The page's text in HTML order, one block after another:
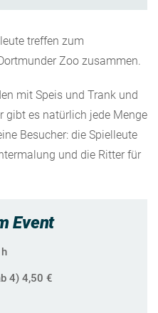
treffen zum
Zoo zusammen.
mit Speis und Trank und
gibt es natürlich jede Menge
Besucher: die Spielleute
und die Ritter für
Event
4) 4,50 €